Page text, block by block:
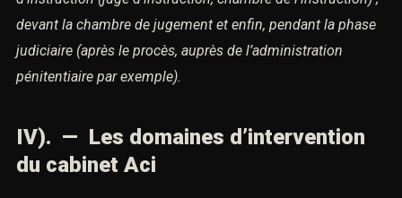
devant la chambre de jugement et enfin, pendant la phase
judiciaire (après le procès, auprès de l’administration
pénitentiaire par exemple).
IV). — Les domaines d’intervention
du cabinet Aci